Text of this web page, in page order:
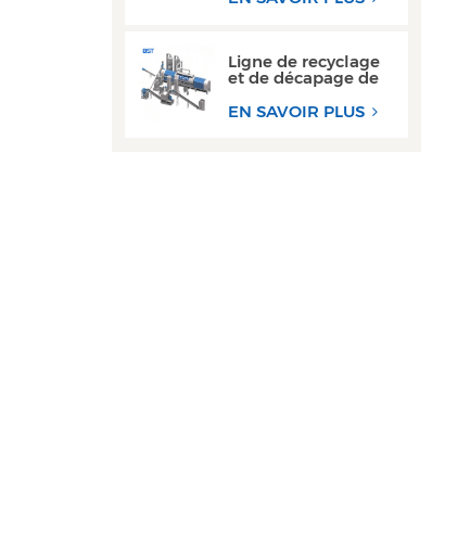
Ligne de recyclage
et de décapage de
canettes en
aluminium haute
EN SAVOIR PLUS